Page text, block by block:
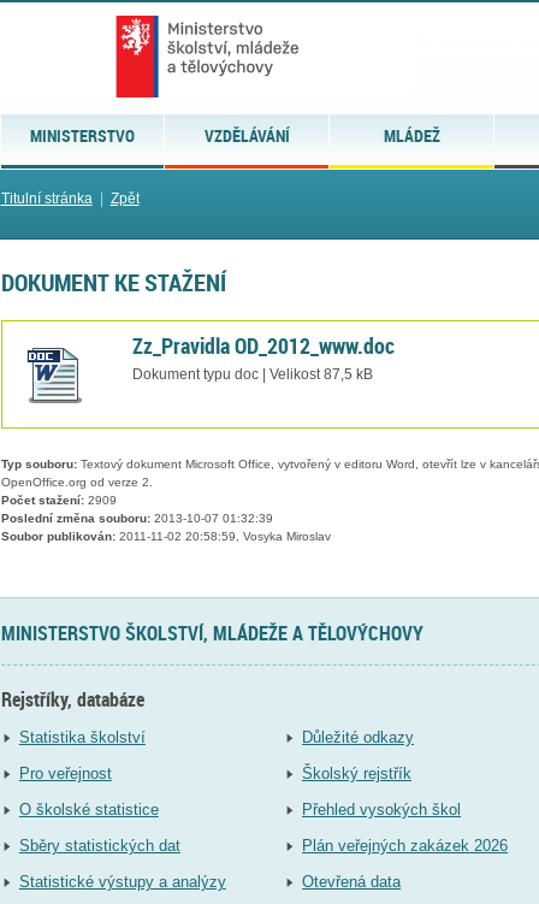
MINISTERSTVO VZDĚLÁVÁNÍ MLÁDEŽ
Titulní stránka| Zpět
DOKUMENT KE STAŽENÍ
Zz_Pravidla OD_2012_www.doc
Dokument typu doc | Velikost 87,5 kB
Typ souboru:Textový dokument Microsoft Office, vytvořený v editoru Word, otevřít lze v
OpenOffice.org od verze 2.
Počet stažení:2909
Poslední změna souboru:2013-10-07 01:32:39
Soubor publikován:2011-11-02 20:58:59, Vosyka Miroslav
MINISTERSTVO ŠKOLSTVÍ, MLÁDEŽE A TĚLOVÝCHOVY
Rejstříky, databáze
Statistika školství
Pro veřejnost
O školské statistice
Sběry statistických dat
Statistické výstupy a analýzy
Důležité odkazy
Školský rejstřík
Přehled vysokých škol
Plán veřejných zakázek 2026
Otevřená data